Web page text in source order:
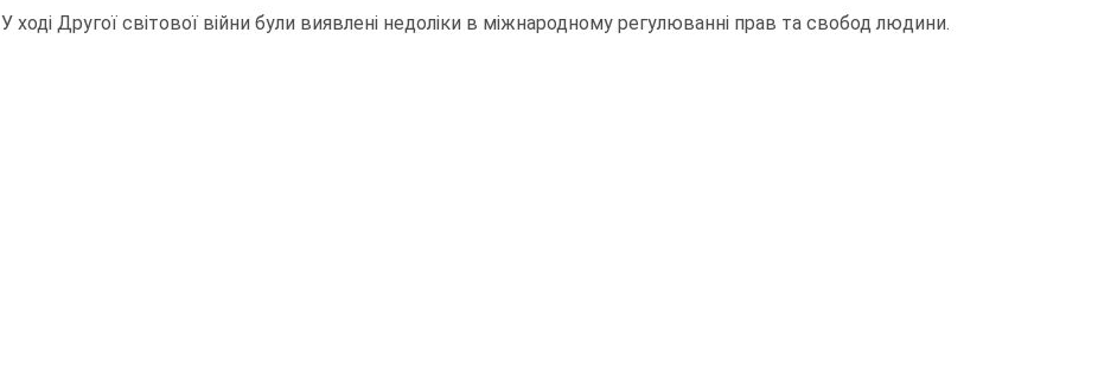
У ході Другої світової війни були виявлені недоліки в міжнародному регулюванні прав та свобод людини.